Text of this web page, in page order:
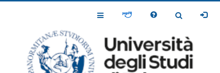
Toggle
Toggle